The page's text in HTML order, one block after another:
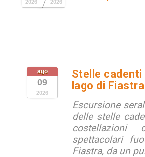
2026 2026
ago
09
2026
Stelle
lago di Fiastra
Escursione
delle stelle
spettacolari
Fiastra, da un